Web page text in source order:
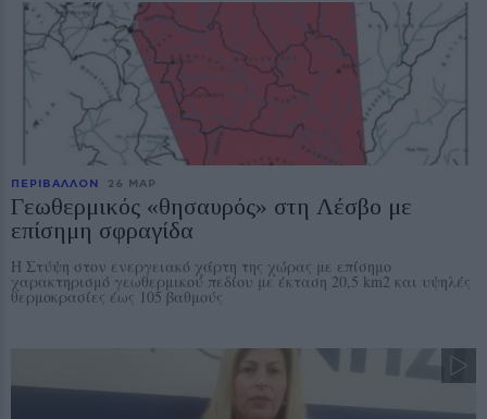
ΠΕΡΙΒΑΛΛΟΝ 26 ΜΑΡ
Γεωθερμικός «θησαυρός» στη Λέσβο με
επίσημη σφραγίδα
Η Στύψη στον ενεργειακό χάρτη της χώρας με επίσημο
χαρακτηρισμό γεωθερμικού πεδίου με έκταση 20,5 km2 και υψηλές
θερμοκρασίες έως 105 βαθμούς